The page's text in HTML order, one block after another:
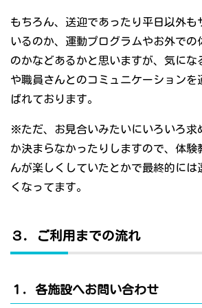
もちろん、送迎であったり平日以外も
いるのか、運動プログラムやお外での
のかなどあるかと思いますが、気にな
や職員さんとのコミュニケーションを
ばれております。
※ただ、お見合いみたいにいろいろ求
か決まらなかったりしますので、体験
んが楽しくしていたとかで最終的には
くなってます。
３．ご利用までの流れ
１．各施設へお問い合わせ